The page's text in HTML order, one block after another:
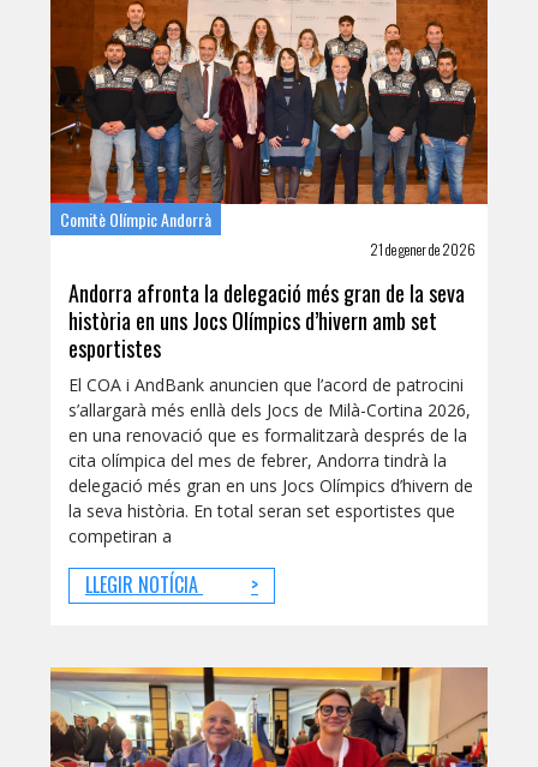
Comitè Olímpic Andorrà
21 de gener de 2026
Andorra afronta la delegació més gran de la seva
història en uns Jocs Olímpics d’hivern amb set
esportistes
El COA i AndBank anuncien que l’acord de patrocini
s’allargarà més enllà dels Jocs de Milà-Cortina 2026,
en una renovació que es formalitzarà després de la
cita olímpica del mes de febrer, Andorra tindrà la
delegació més gran en uns Jocs Olímpics d’hivern de
la seva història. En total seran set esportistes que
competiran a
LLEGIR NOTÍCIA >